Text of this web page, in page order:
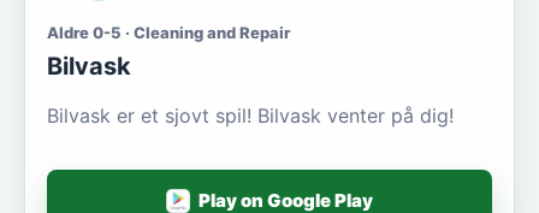
Aldre 0-5 · Cleaning and Repair
Bilvask
Bilvask er et sjovt spil! Bilvask venter på dig!
Play on Google Play